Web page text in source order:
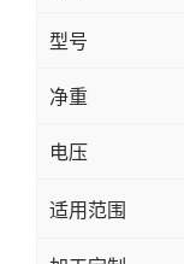
型号
净重
电压
适用范围